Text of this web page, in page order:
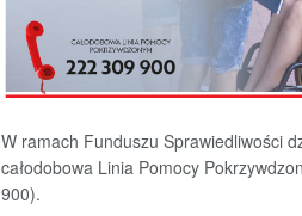
W ramach Funduszu Sprawiedliwości
całodobowa Linia Pomocy
900).